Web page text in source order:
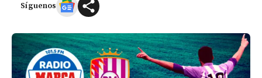
Síguenos